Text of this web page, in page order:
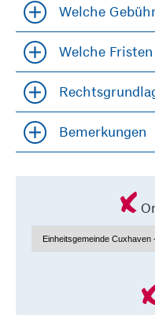
Accordion öfffnen
Welche
Accordion öfffnen
Welche
Accordion öfffnen
Accordion öfffnen
Bemerkungen